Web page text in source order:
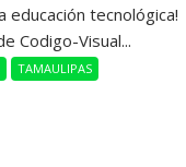
educación tecnológica!
Codigo-Visual...
TAMAULIPAS